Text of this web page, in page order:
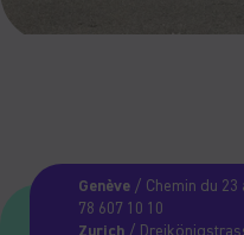
Genève/ Chemin du 23
78 607 10 10
Zurich/